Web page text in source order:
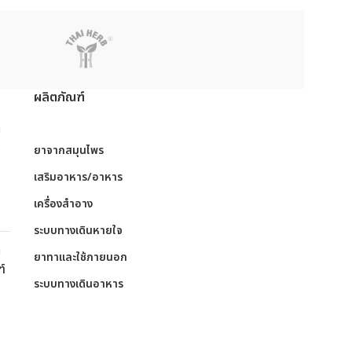
ผลิตภัณฑ์
ยาจากสมุนไพร
เสริมอาหาร/อาหาร
เครื่องสำอาง
ระบบทางเดินหายใจ
ยาทาและใช้ภายนอก
ระบบทางเดินอาหาร